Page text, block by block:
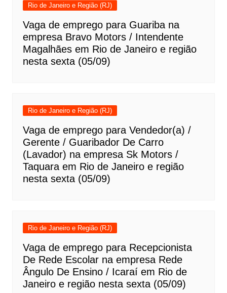
Rio de Janeiro e Região (RJ)
Vaga de emprego para Guariba na
empresa Bravo Motors / Intendente
Magalhães em Rio de Janeiro e região
nesta sexta (05/09)
Rio de Janeiro e Região (RJ)
Vaga de emprego para Vendedor(a) /
Gerente / Guaribador De Carro
(Lavador) na empresa Sk Motors /
Taquara em Rio de Janeiro e região
nesta sexta (05/09)
Rio de Janeiro e Região (RJ)
Vaga de emprego para Recepcionista
De Rede Escolar na empresa Rede
Ângulo De Ensino / Icaraí em Rio de
Janeiro e região nesta sexta (05/09)